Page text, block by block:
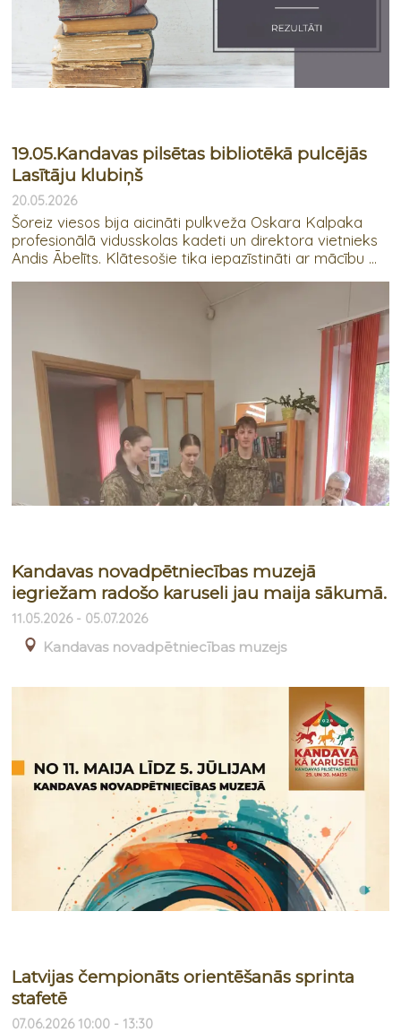
19.05.Kandavas pilsētas bibliotēkā pulcējās
Lasītāju klubiņš
20.05.2026
Šoreiz viesos bija aicināti pulkveža Oskara Kalpaka
profesionālā vidusskolas kadeti un direktora vietnieks
Andis Ābelīts. Klātesošie tika iepazīstināti ar mācību ...
Kandavas novadpētniecības muzejā
iegriežam radošo karuseli jau maija sākumā.
11.05.2026 - 05.07.2026
Kandavas novadpētniecības muzejs
Latvijas čempionāts orientēšanās sprinta
stafetē
07.06.2026 10:00 - 13:30